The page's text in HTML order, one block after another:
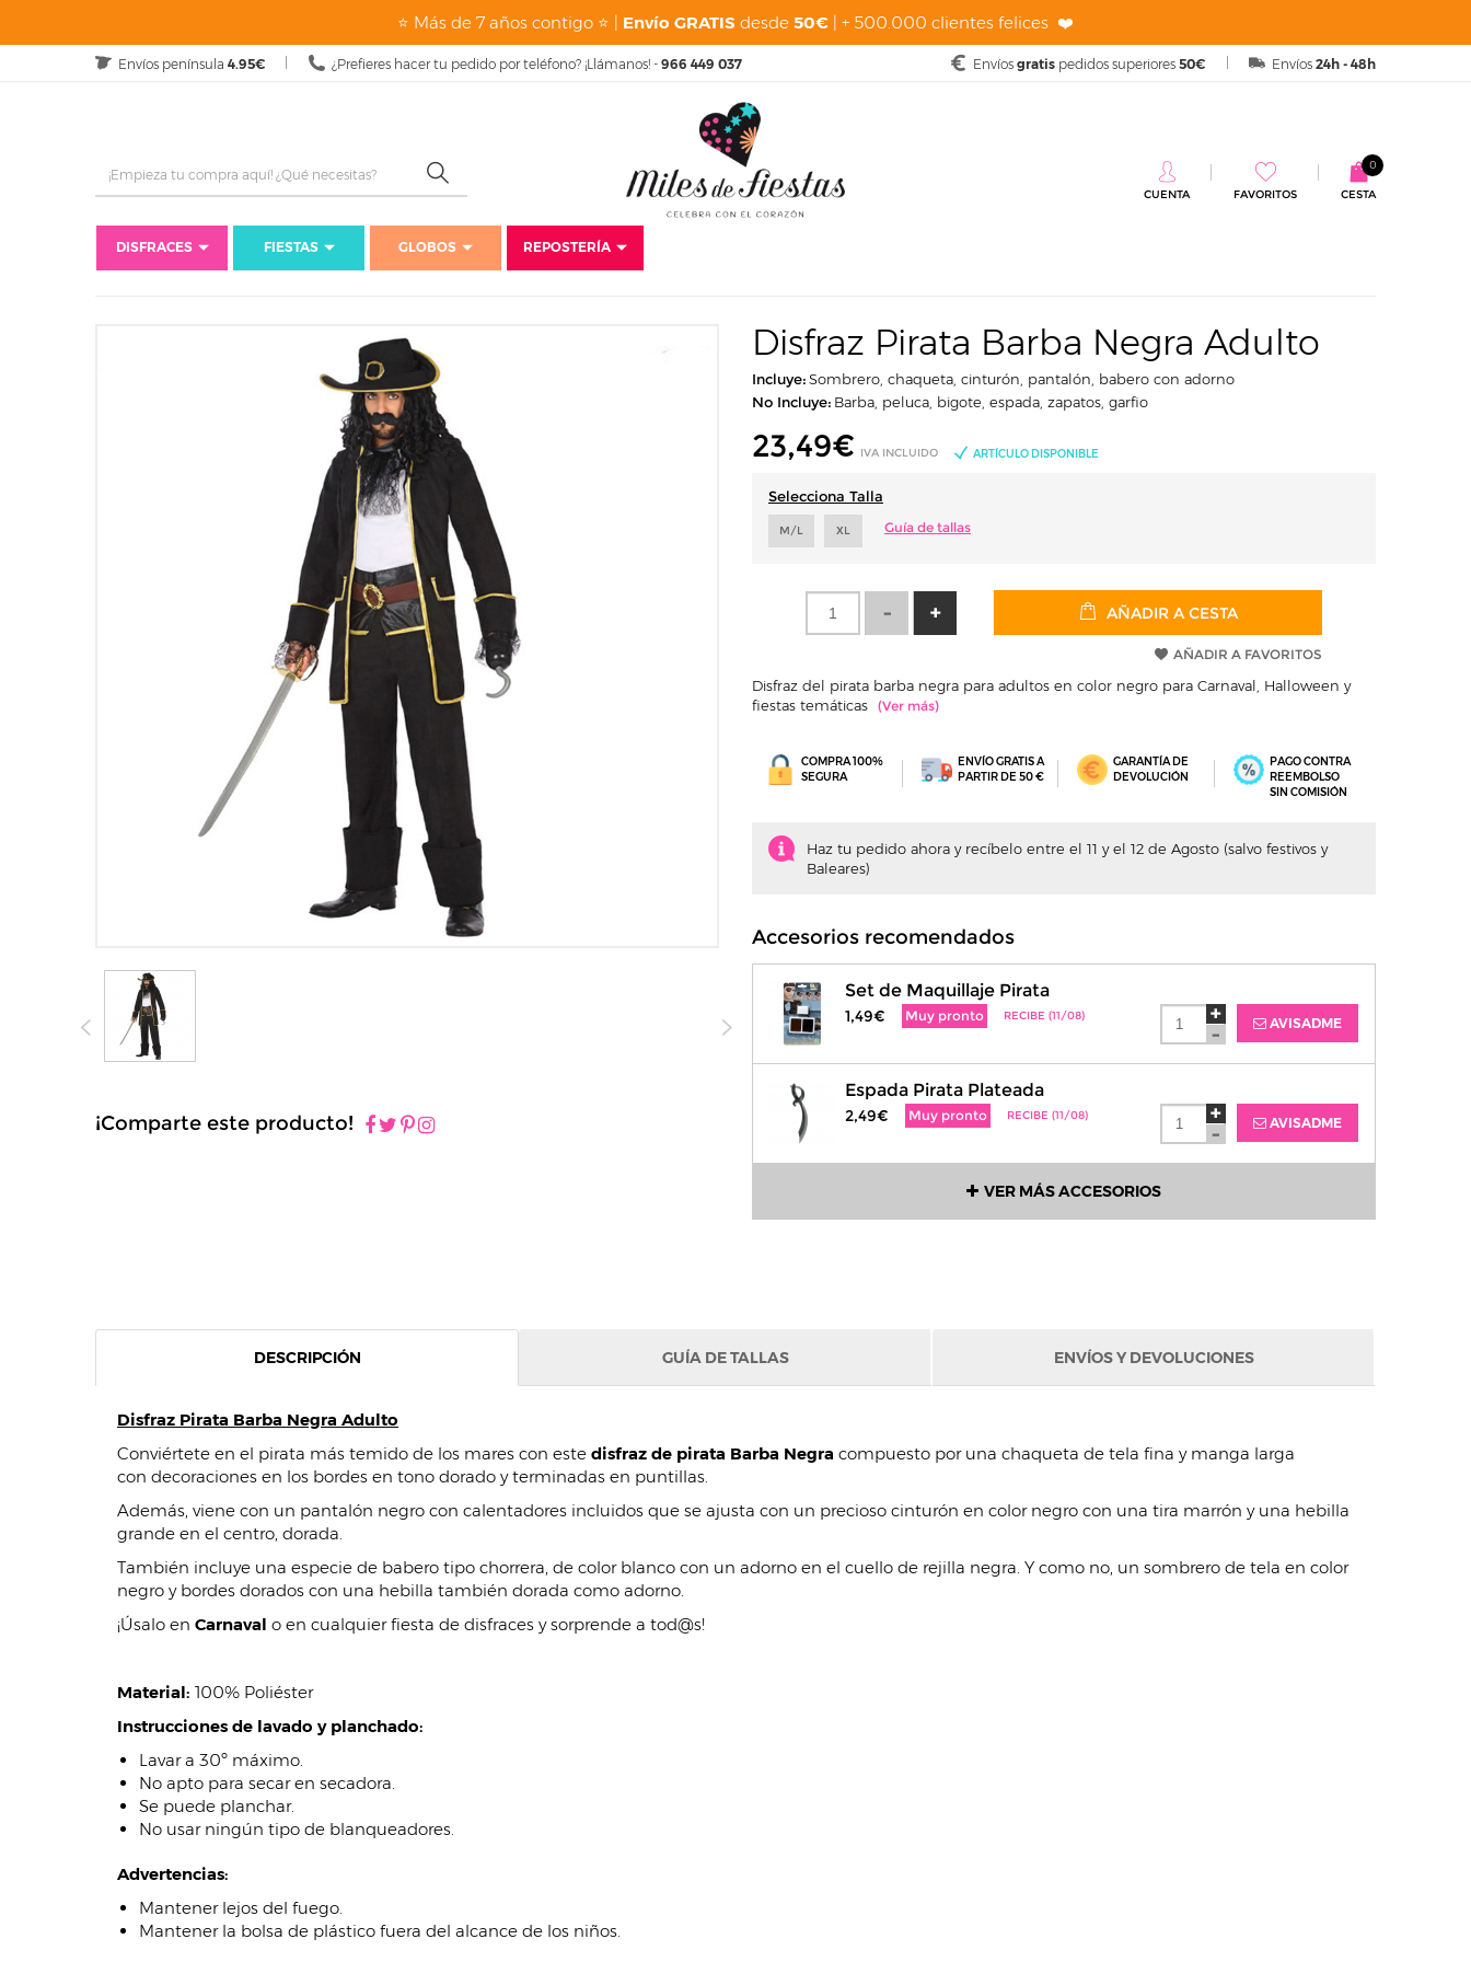
⭐ Más de 7 años contigo ⭐ | Envío GRATIS desde 50€ | + 500.000 clientes felices ❤️
Envíos península 4.95€ ¿Prefieres hacer tu pedido por teléfono? ¡Llámanos! - 966 449 037 Envíos 24h - 48h
Envíos gratis pedidos superiores 50€
CESTA
0
CUENTA FAVORITOS
DISFRACES FIESTAS GLOBOS
REPOSTERÍA
Inicio
Disfraces Carnaval
¡Comparte este producto!
Disfraz Pirata Barba Negra Adulto
Incluye:Sombrero, chaqueta, cinturón, pantalón, babero con adorno
No Incluye: Barba, peluca, bigote, espada, zapatos, garfio
23,49€ IVA INCLUIDO ARTÍCULO DISPONIBLE
Selecciona Talla
M/L XL Guía de tallas
AÑADIR A CESTA
AÑADIR A FAVORITOS
Disfraz del pirata barba negra para adultos en color negro para Carnaval, Halloween y
fiestas temáticas
COMPRA 100%
SEGURA
ENVÍO GRATIS A
PARTIR DE 50 €
GARANTÍA DE
DEVOLUCIÓN
PAGO CONTRA
REEMBOLSO
SIN COMISIÓN
Haz tu pedido ahora y recíbelo entre el 11 y el 12 de Agosto (salvo festivos y
Baleares)
Accesorios recomendados
Set de Maquillaje Pirata
1,49€ Muy pronto RECIBE (11/08) AVISADME
Espada Pirata Plateada
2,49€ Muy pronto RECIBE (11/08) AVISADME
VER MÁS ACCESORIOS
DESCRIPCIÓN GUÍA DE TALLAS ENVÍOS Y DEVOLUCIONES
Disfraz Pirata Barba Negra Adulto
Conviértete en el pirata más temido de los mares con este disfraz de pirata Barba Negra compuesto por una chaqueta de tela fina y manga larga
con decoraciones en los bordes en tono dorado y terminadas en puntillas.
Además, viene con un pantalón negro con calentadores incluidos que se ajusta con un precioso cinturón en color negro con una tira marrón y una hebilla
grande en el centro, dorada.
También incluye una especie de babero tipo chorrera, de color blanco con un adorno en el cuello de rejilla negra. Y como no, un sombrero de tela en color
negro y bordes dorados con una hebilla también dorada como adorno.
¡Úsalo en Carnaval o en cualquier fiesta de disfraces y sorprende a tod@s!
Material: 100% Poliéster
Instrucciones de lavado y planchado:
Lavar a 30º máximo.
No apto para secar en secadora.
Se puede planchar.
No usar ningún tipo de blanqueadores.
Advertencias:
Mantener lejos del fuego.
Mantener la bolsa de plástico fuera del alcance de los niños.